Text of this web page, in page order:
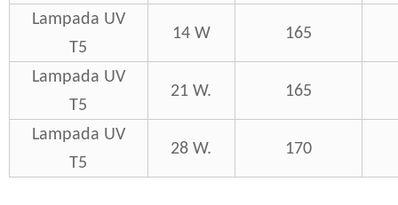
Lampada UV
T5
14 W 165
Lampada UV
T5
21 W. 165
Lampada UV
T5
28 W. 170